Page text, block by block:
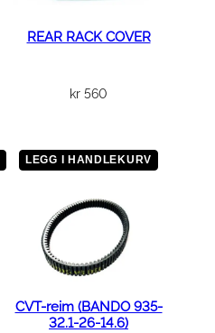
REAR RACK COVER
kr 560
LEGG I HANDLEKURV
CVT-reim (BANDO 935-
32.1-26-14.6)